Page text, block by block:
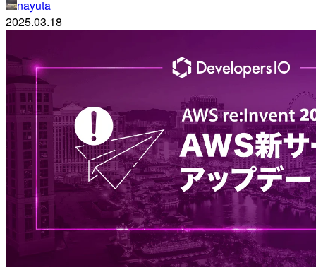
nayuta
2025.03.18